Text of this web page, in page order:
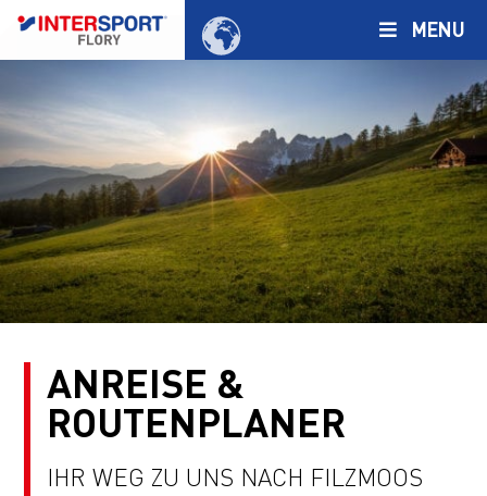
MENU
ANREISE &
ROUTENPLANER
IHR WEG ZU UNS NACH FILZMOOS